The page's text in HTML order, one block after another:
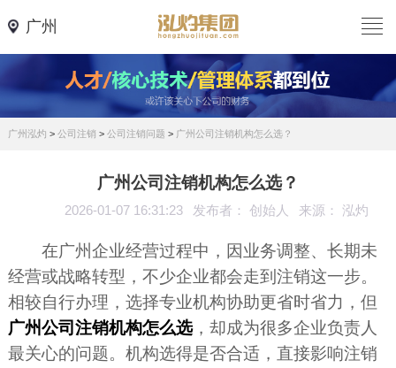
广州
广州泓灼 > 公司注销 > 公司注销问题 > 广州公司注销机构怎么选？
广州公司注销机构怎么选？
2026-01-07 16:31:23 发布者： 创始人 来源： 泓灼
在广州企业经营过程中，因业务调整、长期未
经营或战略转型，不少企业都会走到注销这一步。
相较自行办理，选择专业机构协助更省时省力，但
广州公司注销机构怎么选，却成为很多企业负责人
最关心的问题。机构选得是否合适，直接影响注销